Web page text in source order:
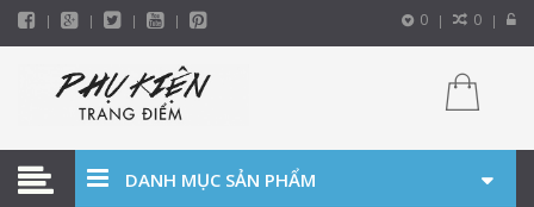
0 0
DANH MỤC SẢN PHẨM